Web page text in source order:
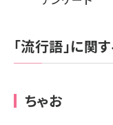
「流行語」に関
ちゃお